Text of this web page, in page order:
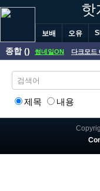
핫
보배 오유
종합 () 썸네일ON 다크모드
제목 내용